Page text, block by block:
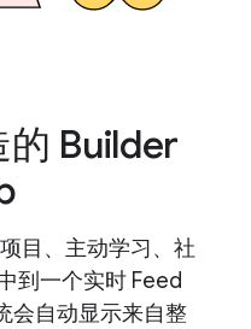
Builder
目、主动学习、社
到一个实时 Feed
会自动显示来自整